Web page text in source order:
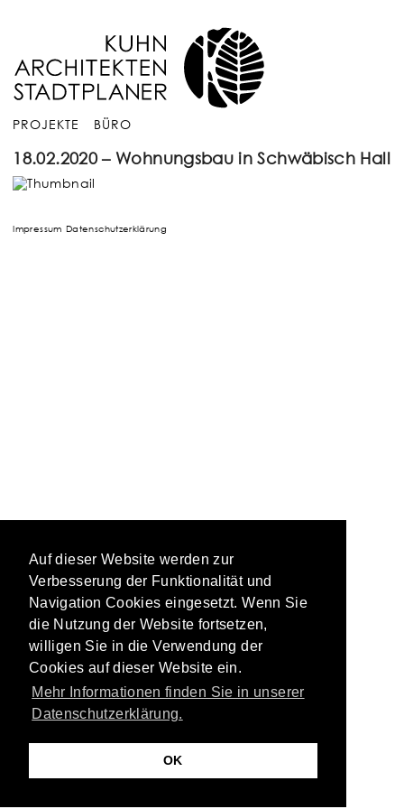
Auf dieser Website werden zur
Verbesserung der Funktionalität und
Navigation Cookies eingesetzt. Wenn Sie
die Nutzung der Website fortsetzen,
willigen Sie in die Verwendung der
Cookies auf dieser Website ein.
Mehr Informationen finden Sie in unserer
Datenschutzerklärung.
OK
PROJEKTE BÜRO
18.02.2020 – Wohnungsbau in Schwäbisch Hall
Impressum Datenschutzerklärung